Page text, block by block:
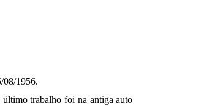
08/1956.
trabalho foi na antiga auto